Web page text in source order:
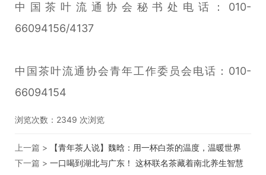
中国茶叶流通协会秘书处电话：010-
66094156/4137
中国茶叶流通协会青年工作委员会电话：010-
66094154
浏览次数： 2349 次浏览
上一篇 >
【青年茶人说】魏晗：用一杯白茶的温度，温暖世界
下一篇 > 一口喝到湖北与广东！ 这杯联名茶藏着南北养生智慧